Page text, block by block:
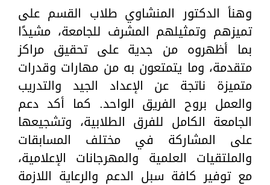
وهنأ الدكتور المنشاوي طلاب القسم على
تميزهم وتمثيلهم المشرف للجامعة، مشيدًا
بما أظهروه من جدية على تحقيق مراكز
متقدمة، وما يتمتعون به من مهارات وقدرات
متميزة ناتجة عن الإعداد الجيد والتدريب
والعمل بروح الفريق الواحد. كما أكد دعم
الجامعة الكامل للفرق الطلابية، وتشجيعها
على المشاركة في مختلف المسابقات
والملتقيات العلمية والمهرجانات الإعلامية،
مع توفير كافة سبل الدعم والرعاية اللازمة